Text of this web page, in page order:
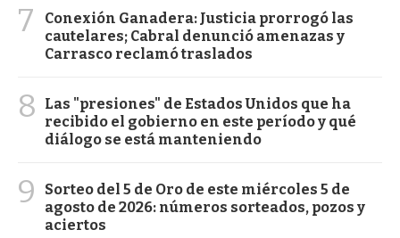
7
Conexión Ganadera: Justicia prorrogó las
cautelares; Cabral denunció amenazas y
Carrasco reclamó traslados
8
Las "presiones" de Estados Unidos que ha
recibido el gobierno en este período y qué
diálogo se está manteniendo
9
Sorteo del 5 de Oro de este miércoles 5 de
agosto de 2026: números sorteados, pozos y
aciertos